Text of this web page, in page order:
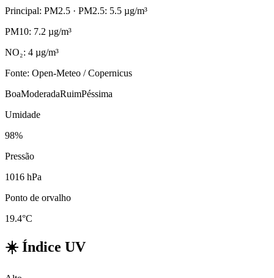
Principal: PM2.5 · PM2.5: 5.5 µg/m³
PM10: 7.2 µg/m³
NO₂: 4 µg/m³
Fonte: Open-Meteo / Copernicus
BoaModeradaRuimPéssima
Umidade
98%
Pressão
1016 hPa
Ponto de orvalho
19.4°C
☀️ Índice UV